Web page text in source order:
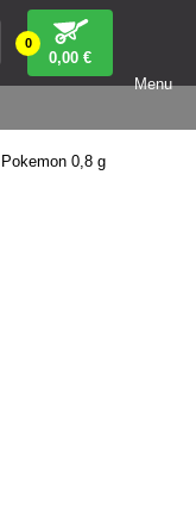
0
0,00 €
Menu
0,8 g